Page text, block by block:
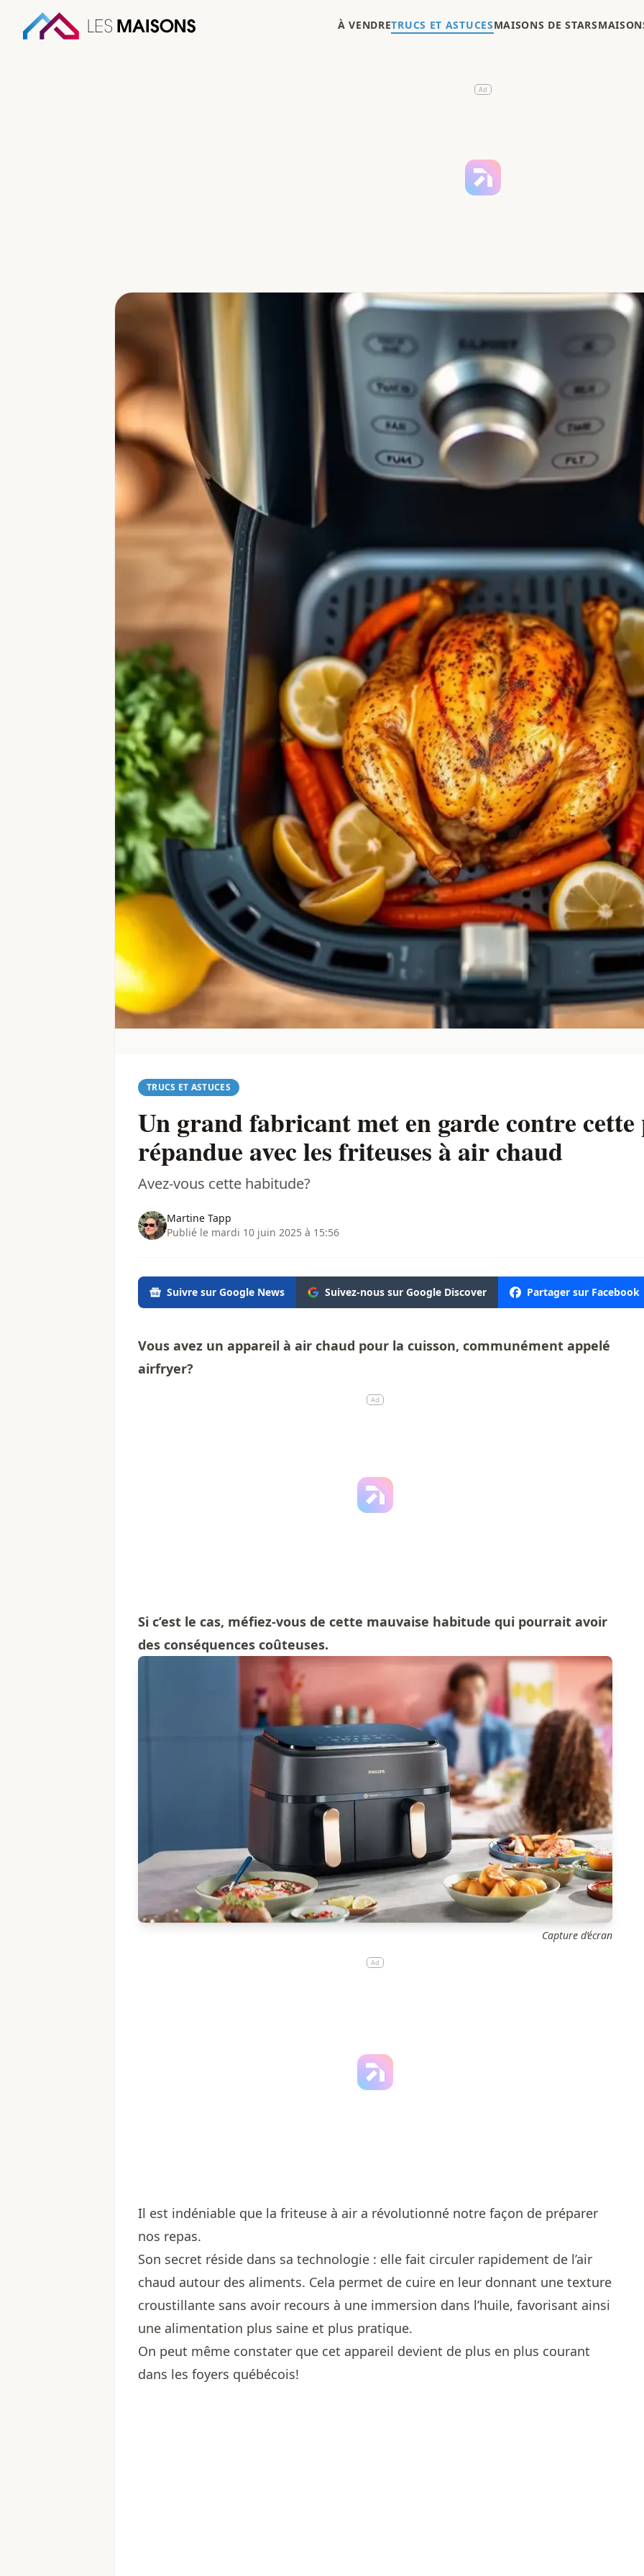
À VENDRETRUCS ET ASTUCESMAISONS DE STARS
Ad
TRUCS ET ASTUCES
Un grand fabricant met en garde contre
répandue avec les friteuses à air chaud
Avez-vous cette habitude?
Martine Tapp
Publié le mardi 10 juin 2025 à 15:56
Suivre sur Google News Suivez-nous sur Google Discover Partager sur Facebook
Vous avez un appareil à air chaud pour la cuisson, communément appelé
airfryer?
Ad
Si c’est le cas, méfiez-vous de cette mauvaise habitude qui pourrait avoir
des conséquences coûteuses.
Capture d’écran
Ad
Il est indéniable que la friteuse à air a révolutionné notre façon de préparer
nos repas.
Son secret réside dans sa technologie : elle fait circuler rapidement de l’air
chaud autour des aliments. Cela permet de cuire en leur donnant une texture
croustillante sans avoir recours à une immersion dans l’huile, favorisant ainsi
une alimentation plus saine et plus pratique.
On peut même constater que cet appareil devient de plus en plus courant
dans les foyers québécois!